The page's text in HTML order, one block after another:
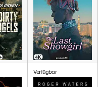
Verfügbar